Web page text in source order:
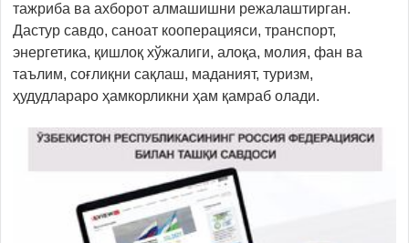
тажриба ва ахборот алмашишни режалаштирган.
Дастур савдо, саноат кооперацияси, транспорт,
энергетика, қишлоқ хўжалиги, алоқа, молия, фан ва
таълим, соғлиқни сақлаш, маданият, туризм,
ҳудудлараро ҳамкорликни ҳам қамраб олади.